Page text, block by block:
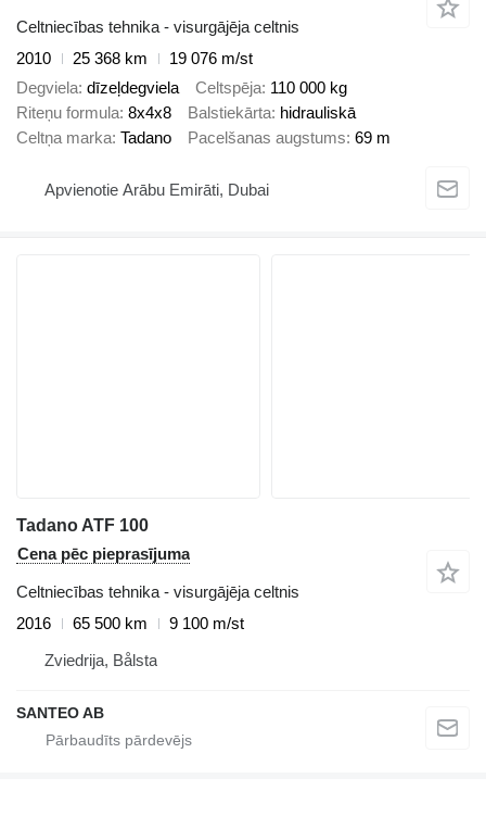
Celtniecības tehnika - visurgājēja celtnis
2010
25 368 km
19 076 m/st
Degviela dīzeļdegviela Celtspēja 110 000 kg
Riteņu formula 8x4x8 Balstiekārta hidrauliskā
Celtņa marka Tadano Pacelšanas augstums 69 m
Apvienotie Arābu Emirāti, Dubai
Tadano ATF 100
Cena pēc pieprasījuma
Celtniecības tehnika - visurgājēja celtnis
2016
65 500 km
9 100 m/st
Zviedrija, Bålsta
SANTEO AB